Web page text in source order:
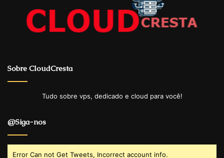
Sobre CloudCresta
Tudo sobre vps, dedicado e cloud para você!
@Siga-nos
Error Can not Get Tweets, Incorrect account info.